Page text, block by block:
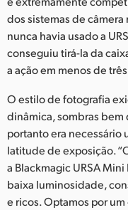
Spain
Sweden
Chinese Taipei
Turkey
UAE
Ukraine
United Kingdom
dos sistemas de câmera
nunca havia usado a
conseguiu tirá-la da
a ação em menos de
O estilo de fotografia
dinâmica, sombras
portanto era necessário
latitude de exposição.
a Blackmagic URSA
baixa luminosidade,
e ricos. Optamos por